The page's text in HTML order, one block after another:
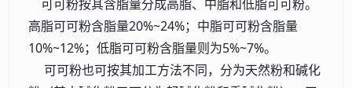
可可粉按其含脂量分成高脂、中脂和低脂可可粉。
高脂可可粉含脂量20%~24%；中脂可可粉含脂量
10%~12%；低脂可可粉含脂量则为5%~7%。
可可粉也可按其加工方法不同，分为天然粉和碱化